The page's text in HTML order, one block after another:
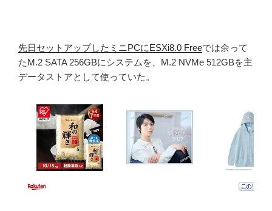
先日セットアップしたミニPCにESXi8.0 Freeでは余って
たM.2 SATA 256GBにシステムを、M.2 NVMe 512GBを主
データストアとして使っていた。